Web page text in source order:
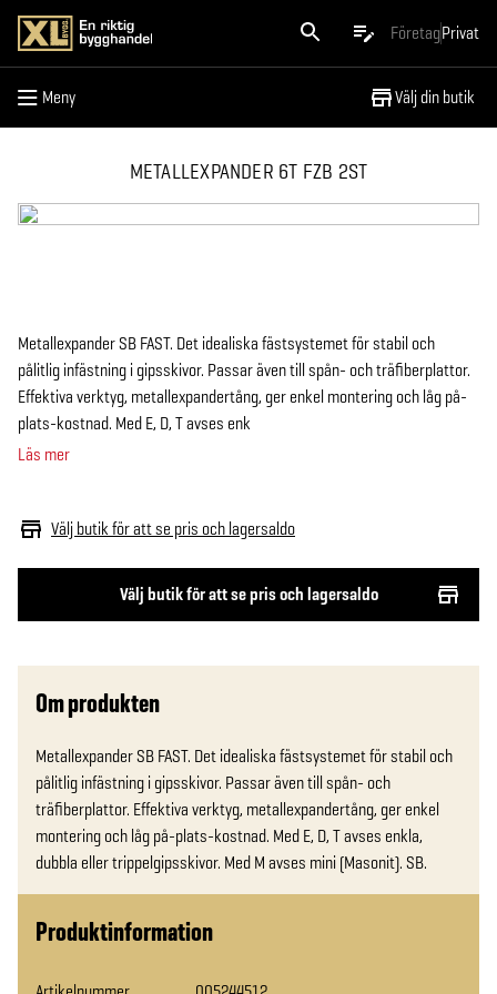
FöretagPrivat
Meny Välj din butik
Meny
METALLEXPANDER 6T FZB 2ST
Välj butik för att se pris och lagersaldo
Välj butik för att se pris och lagersaldo
Metallexpander SB FAST. Det idealiska fästsystemet för stabil och
pålitlig infästning i gipsskivor. Passar även till spån- och träfiberplattor.
Effektiva verktyg, metallexpandertång, ger enkel montering och låg på-
plats-kostnad. Med E, D, T avses enk
Läs mer
Om produkten
Metallexpander SB FAST. Det idealiska fästsystemet för stabil och
pålitlig infästning i gipsskivor. Passar även till spån- och
träfiberplattor. Effektiva verktyg, metallexpandertång, ger enkel
montering och låg på-plats-kostnad. Med E, D, T avses enkla,
dubbla eller trippelgipsskivor. Med M avses mini (Masonit). SB.
Produktinformation